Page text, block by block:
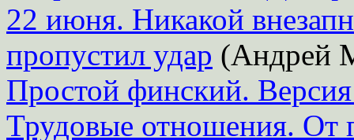
22 июня. Никакой
пропустил удар (Андрей
Простой финский.
Трудовые отношения. От